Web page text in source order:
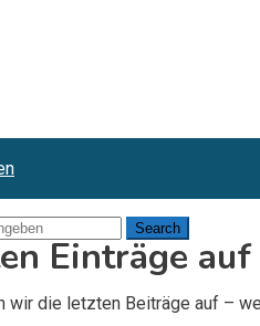
Search
Einträge
wir die letzten Beiträge auf –